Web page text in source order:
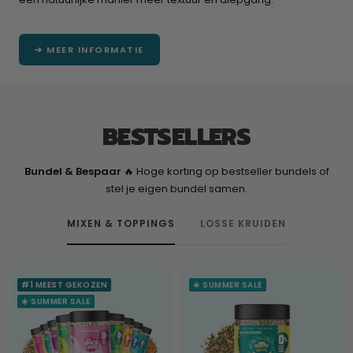
➔ MEER INFORMATIE
BESTSELLERS
Bundel & Bespaar 🔥 Hoge korting op bestseller bundels of
stel je eigen bundel samen.
MIXEN & TOPPINGS LOSSE KRUIDEN
#1 MEEST GEKOZEN
☀️ SUMMER SALE
☀️ SUMMER SALE